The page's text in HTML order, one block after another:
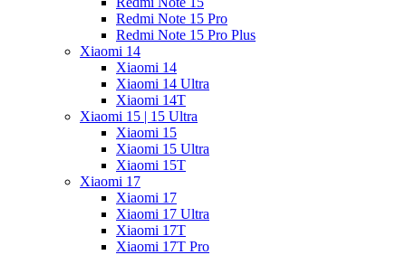
Redmi Note 15 Pro
Redmi Note 15 Pro Plus
Xiaomi 14
Xiaomi 14
Xiaomi 14 Ultra
Xiaomi 14T
Xiaomi 15 | 15 Ultra
Xiaomi 15
Xiaomi 15 Ultra
Xiaomi 15T
Xiaomi 17
Xiaomi 17
Xiaomi 17 Ultra
Xiaomi 17T
Xiaomi 17T Pro